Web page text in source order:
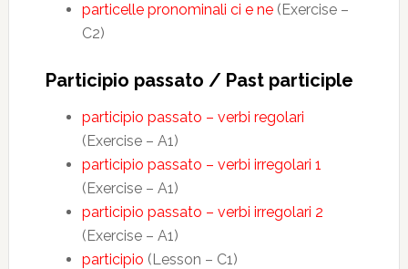
particelle pronominali ci e ne(Exercise –
C2)
Participio passato / Past participle
participio passato – verbi regolari
(Exercise – A1)
participio passato – verbi irregolari 1
(Exercise – A1)
participio passato – verbi irregolari 2
(Exercise – A1)
participio (Lesson – C1)